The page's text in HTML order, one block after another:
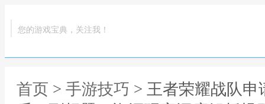
您的游戏宝典，关注我！
首页 > 手游技巧 > 王者荣耀战队